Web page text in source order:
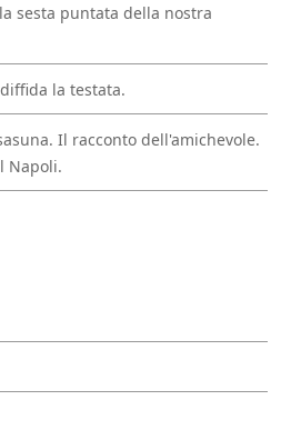
sesta puntata della nostra
la testata.
Il racconto dell'amichevole.
Napoli.